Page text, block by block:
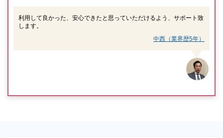
利用して良かった、安心できたと思っていただけるよう、サポート致
します。
中西（業界歴5年）